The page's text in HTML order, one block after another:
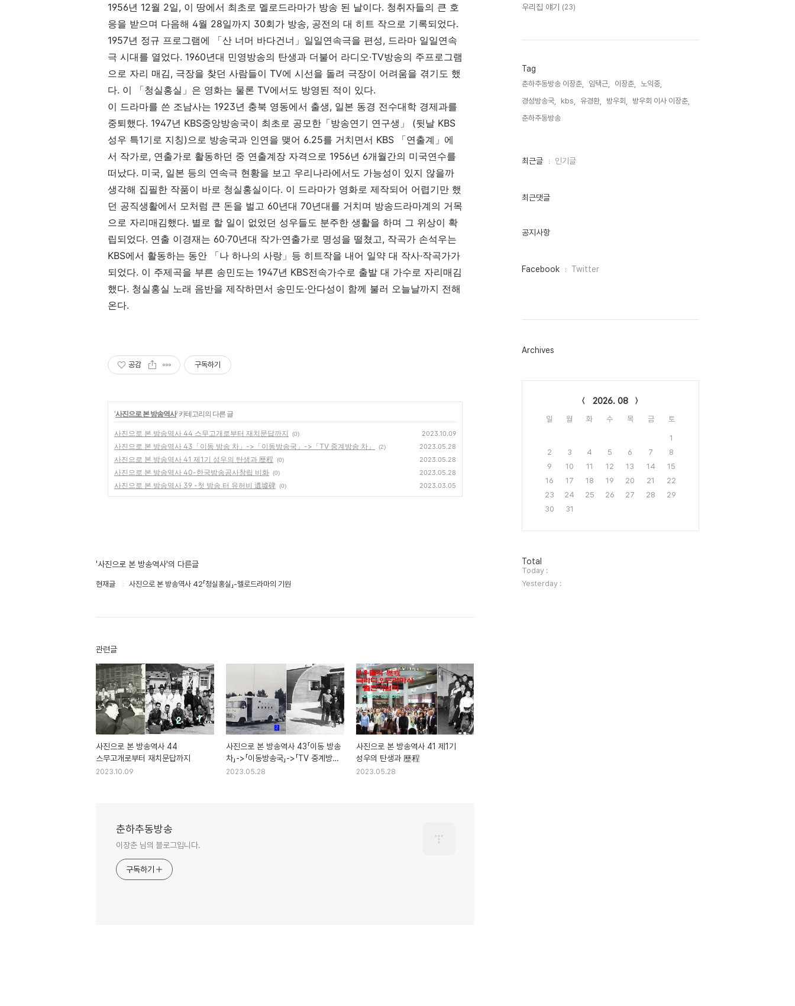
1956년 12월 2일, 이 땅에서 최초로 멜로드라마가 방송 된 날이다. 청취자들의 큰 호
응을 받으며 다음해 4월 28일까지 30회가 방송, 공전의 대 히트 작으로 기록되었다.
1957년 정규 프로그램에 「산 너머 바다건너」일일연속극을 편성, 드라마 일일연속
극 시대를 열었다. 1960년대 민영방송의 탄생과 더불어 라디오·TV방송의 주프로그램
으로 자리 매김, 극장을 찾던 사람들이 TV에 시선을 돌려 극장이 어려움을 겪기도 했
다. 이 「청실홍실」은 영화는 물론 TV에서도 방영된 적이 있다.
이 드라마를 쓴 조남사는 1923년 충북 영동에서 출생, 일본 동경 전수대학 경제과를
중퇴했다. 1947년 KBS중앙방송국이 최초로 공모한「방송연기 연구생」 (뒷날 KBS
성우 특1기로 지칭)으로 방송국과 인연을 맺어 6.25를 거치면서 KBS 「연출계」에
서 작가로, 연출가로 활동하던 중 연출계장 자격으로 1956년 6개월간의 미국연수를
떠났다. 미국, 일본 등의 연속극 현황을 보고 우리나라에서도 가능성이 있지 않을까
생각해 집필한 작품이 바로 청실홍실이다. 이 드라마가 영화로 제작되어 어렵기만 했
던 공직생활에서 모처럼 큰 돈을 벌고 60년대 70년대를 거치며 방송드라마계의 거목
으로 자리매김했다. 별로 할 일이 없었던 성우들도 분주한 생활을 하며 그 위상이 확
립되었다. 연출 이경재는 60·70년대 작가·연출가로 명성을 떨쳤고, 작곡가 손석우는
KBS에서 활동하는 동안 「나 하나의 사랑」등 히트작을 내어 일약 대 작사·작곡가가
되었다. 이 주제곡을 부른 송민도는 1947년 KBS전속가수로 출발 대 가수로 자리매김
했다. 청실홍실 노래 음반을 제작하면서 송민도·안다성이 함께 불러 오늘날까지 전해
온다.
공감 구독하기
'사진으로 본 방송역사' 카테고리의 다른 글
사진으로 본 방송역사 44 스무고개로부터 재치문답까지 (0) 2023.10.09
사진으로 본 방송역사 43「이동 방송 차」->「이동방송국」->「TV 중계방송 차」 (2) 2023.05.28
사진으로 본 방송역사 41 제1기 성우의 탄생과 歷程 (0) 2023.05.28
사진으로 본 방송역사 40-한국방송공사창립 비화 (0) 2023.05.28
사진으로 본 방송역사 39 -첫 방송 터 유허비 遺墟碑 (0) 2023.03.05
'사진으로 본 방송역사'의 다른글
현재글 사진으로 본 방송역사 42「청실홍실」-멜로드라마의 기원
관련글
사진으로 본 방송역사 44
스무고개로부터 재치문답까지
2023.10.09
사진으로 본 방송역사 43「이동 방송
차」->「이동방송국」->「TV 중계방송
차」
2023.05.28
사진으로 본 방송역사 41 제1기
성우의 탄생과 歷程
2023.05.28
춘하추동방송
이장춘 님의 블로그입니다.
구독하기
우리집 얘기 (23)
Tag
춘하추동방송 이장춘, 임택근, 이장춘,
노익중,
경성방송국,
kbs, 유경환, 방우회,
방우회 이사 이장춘,
춘하추동방송,
최
인
최근글 인기글
최근댓글
공지사항
페
그
Facebook Twitter
Archives
2026. 08
일 월 화 수 목 금 토
1
2
3 4 5 6 7
8
9
10 11 12 13 14
15
16
17 18 19 20 21
22
23
24 25 26 27 28
29
30
31
방
문
자
수
Total
Today :
Yesterday :